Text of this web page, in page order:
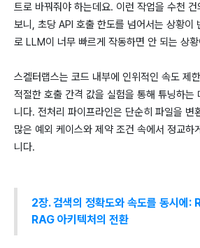
트로 바꿔줘야 하는데요. 이런 작업을 수천
보니, 초당 API 호출 한도를 넘어서는 상황이
로 LLM이 너무 빠르게 작동하면 안 되는 상
스켈터랩스는 코드 내부에 인위적인 속도 제
적절한 호출 간격 값을 실험을 통해 튜닝하는
니다. 전처리 파이프라인은 단순히 파일을 변
많은 예외 케이스와 제약 조건 속에서 정교하
니다.
2장. 검색의 정확도와 속도를 동시에
RAG 아키텍처의 전환